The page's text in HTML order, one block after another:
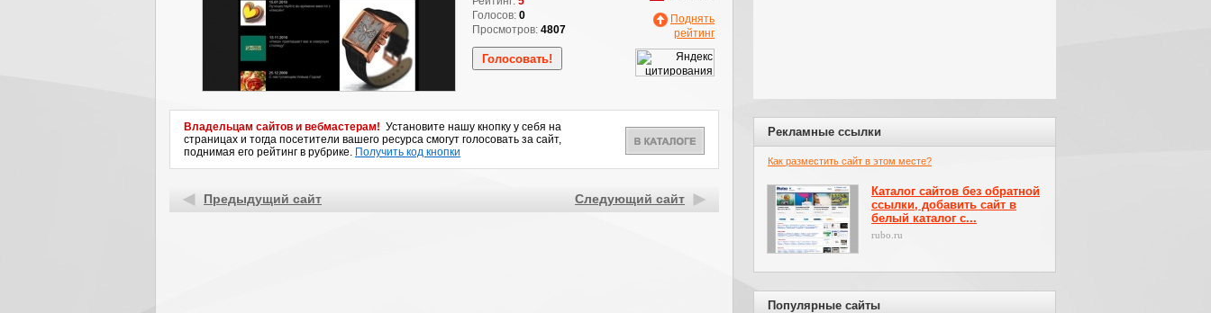
Голосов: 0
Просмотров: 4807
Поднять
рейтинг
Владельцам сайтов и вебмастерам! Установите нашу кнопку у себя на
страницах и тогда посетители вашего ресурса смогут голосовать за сайт,
поднимая его рейтинг в рубрике. Получить код кнопки
Предыдущий сайт Следующий сайт
Рекламные ссылки
Как разместить сайт в этом месте?
Каталог сайтов без обратной
ссылки, добавить сайт в
белый каталог с...
rubo.ru
Популярные сайты